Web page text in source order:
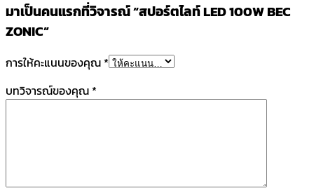
มาเป็นคนแรกที่วิจารณ์ “สปอร์ตไลท์ LED 100W BEC
ZONIC”
การให้คะแนนของคุณ *
บทวิจารณ์ของคุณ *